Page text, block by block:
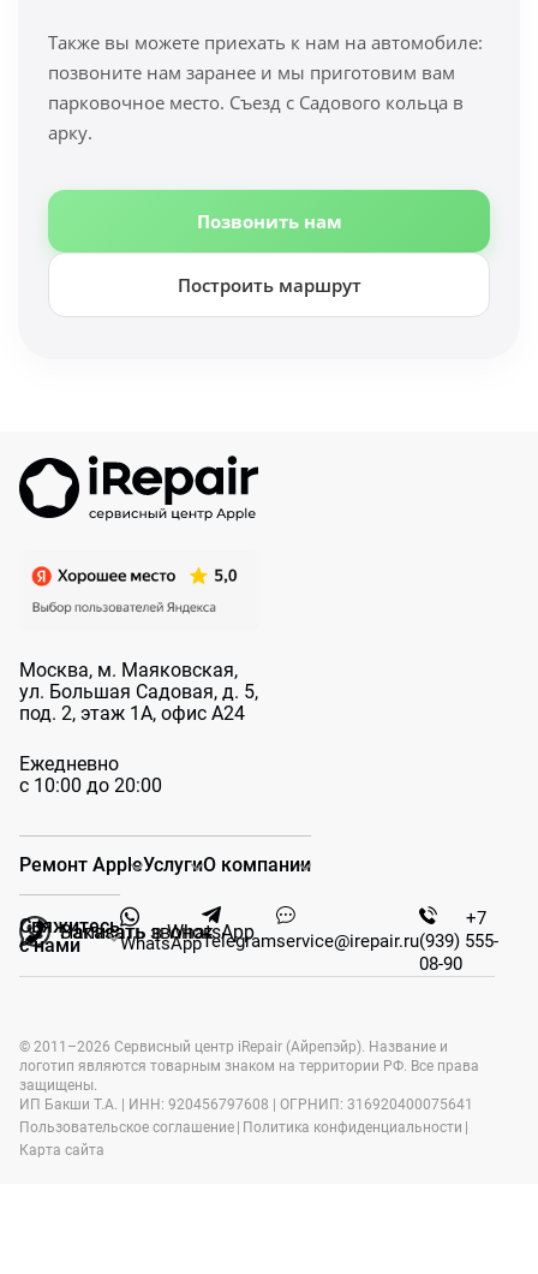
Также вы можете приехать к нам на автомобиле:
позвоните нам заранее и мы приготовим вам
парковочное место. Съезд с Садового кольца в
арку.
Позвонить нам
Построить маршрут
Москва, м. Маяковская,
ул. Большая Садовая, д. 5,
под. 2, этаж 1А, офис А24
Ежедневно
с 10:00 до 20:00
Заказать звонок
Написать в WhatsApp
Ремонт AppleУслугиО компании
Свяжитесь
с нами
WhatsAppTelegramservice@irepair.ru
+7
(939) 555-
08-90
© 2011–2026 Сервисный центр iRepair (Айрепэйр). Название и
логотип являются товарным знаком на территории РФ. Все права
защищены.
ИП Бакши Т.А. | ИНН: 920456797608 | ОГРНИП: 316920400075641
Пользовательское соглашение
Политика конфиденциальности
Карта сайта